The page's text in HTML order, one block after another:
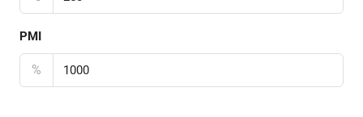
PMI
%